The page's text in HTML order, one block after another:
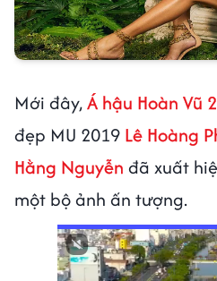
Mới đây,Á hậu Hoàn Vũ
đẹp MU 2019 Lê Hoàng
Hằng Nguyễn đã xuất
một bộ ảnh ấn tượng.